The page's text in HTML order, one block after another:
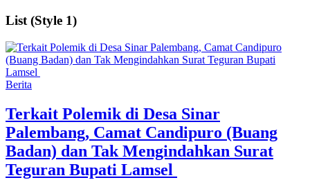
List (Style 1)
Berita
Terkait Polemik di Desa Sinar
Palembang, Camat Candipuro (Buang
Badan) dan Tak Mengindahkan Surat
Teguran Bupati Lamsel ‎